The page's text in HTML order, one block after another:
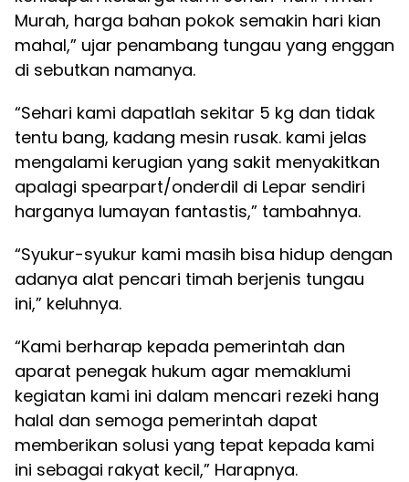
Murah, harga bahan pokok semakin hari kian
mahal,” ujar penambang tungau yang enggan
di sebutkan namanya.
“Sehari kami dapatlah sekitar 5 kg dan tidak
tentu bang, kadang mesin rusak. kami jelas
mengalami kerugian yang sakit menyakitkan
apalagi spearpart/onderdil di Lepar sendiri
harganya lumayan fantastis,” tambahnya.
“Syukur-syukur kami masih bisa hidup dengan
adanya alat pencari timah berjenis tungau
ini,” keluhnya.
“Kami berharap kepada pemerintah dan
aparat penegak hukum agar memaklumi
kegiatan kami ini dalam mencari rezeki hang
halal dan semoga pemerintah dapat
memberikan solusi yang tepat kepada kami
ini sebagai rakyat kecil,” Harapnya.